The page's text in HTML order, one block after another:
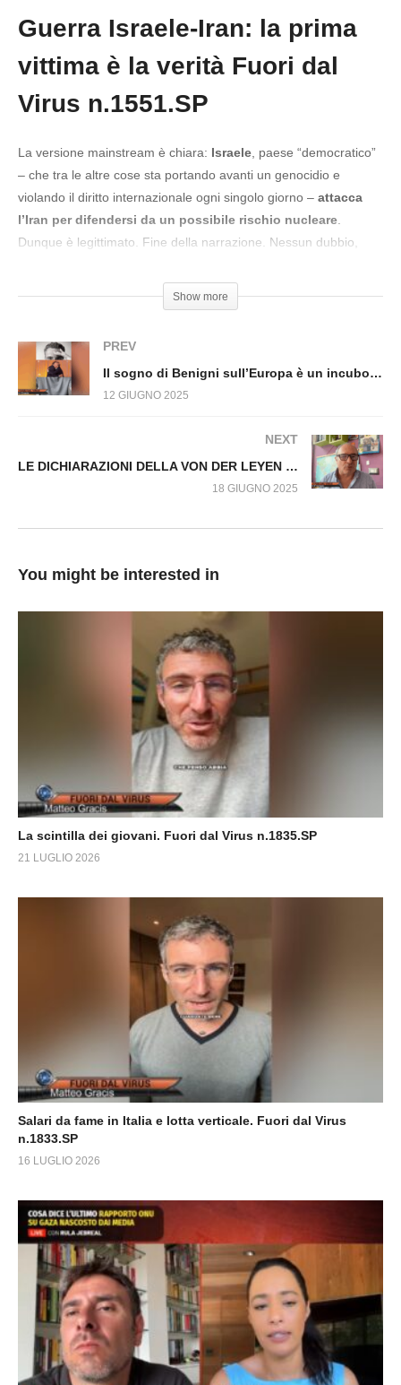
Copy Embed Code
IL REFERENDUM E’ FALLITO Fuori dal Virus
Guerra Israele-Iran: la prima
vittima è la verità Fuori dal
Virus n.1551.SP
La versione mainstream è chiara: Israele, paese “democratico”
– che tra le altre cose sta portando avanti un genocidio e
violando il diritto internazionale ogni singolo giorno – attacca
l’Iran per difendersi da un possibile rischio nucleare.
Dunque è legittimato. Fine della narrazione. Nessun dubbio,
Ma siamo sicuri che sia proprio così?
le principali tecniche di
conflitti, ma soprattutto alcune
difendersi.
Show more
PREV
Il sogno di Benigni sull’Europa è un incubo! Fuori dal Virus n.1547.SP
12 GIUGNO 2025
NEXT
LE DICHIARAZIONI DELLA VON DER LEYEN SULL’IRAN E IL PROGRAMMA NUCLEARE Fuori dal Virus n.1552.SP
18 GIUGNO 2025
You might be interested in
La scintilla dei giovani. Fuori dal Virus n.1835.SP
21 LUGLIO 2026
Salari da fame in Italia e lotta verticale. Fuori dal Virus
n.1833.SP
16 LUGLIO 2026